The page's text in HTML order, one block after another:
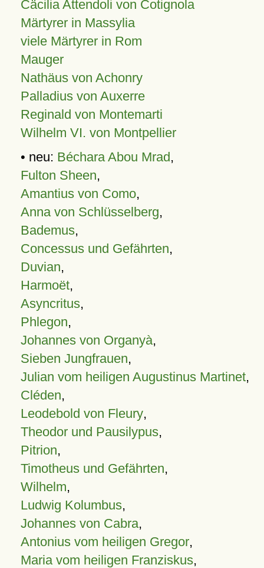
Cäcilia Attendoli von Cotignola
Märtyrer in Massylia
viele Märtyrer in Rom
Mauger
Nathäus von Achonry
Palladius von Auxerre
Reginald von Montemarti
Wilhelm VI. von Montpellier
• neu: Béchara Abou Mrad,
Fulton Sheen,
Amantius von Como,
Anna von Schlüsselberg,
Bademus,
Concessus und Gefährten,
Duvian,
Harmoët,
Asyncritus,
Phlegon,
Johannes von Organyà,
Sieben Jungfrauen,
Julian vom heiligen Augustinus Martinet,
Cléden,
Leodebold von Fleury,
Theodor und Pausilypus,
Pitrion,
Timotheus und Gefährten,
Wilhelm,
Ludwig Kolumbus,
Johannes von Cabra,
Antonius vom heiligen Gregor,
Maria vom heiligen Franziskus,